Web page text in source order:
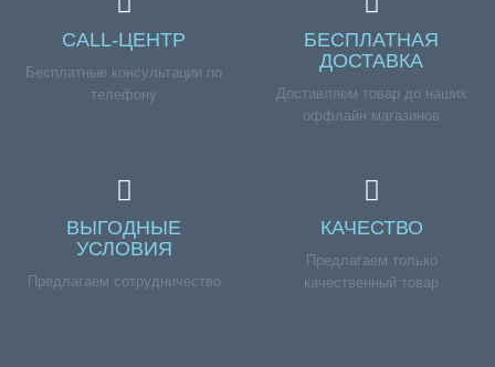
CALL-ЦЕНТР
Бесплатные консультации по
телефону
БЕСПЛАТНАЯ
ДОСТАВКА
Доставляем товар до наших
оффлайн магазинов
ВЫГОДНЫЕ
УСЛОВИЯ
Предлагаем сотрудничество
КАЧЕСТВО
Предлагаем только
качественный товар